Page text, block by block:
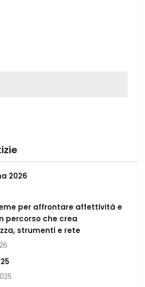
2026
per affrontare affettività e
percorso che crea
strumenti e rete